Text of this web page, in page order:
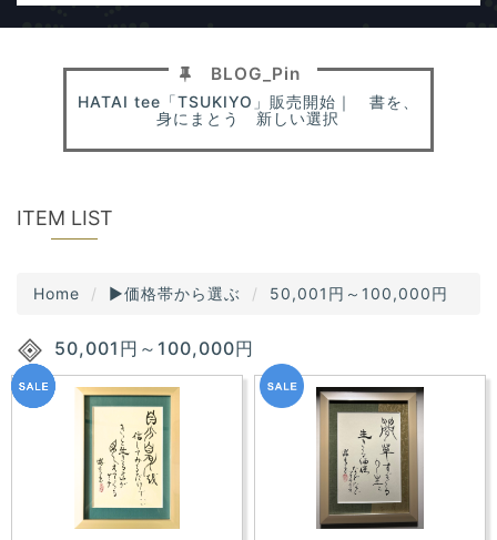
＝現代破体書道家・河野重陽と游高の直筆一点ものギ
ャラリー＝ サロン・オフィス・自宅を“静かな気品”で
満たすアート作品をお届けします。 経営者・個人事業
える“お守りアート”が欲しい方に最適なラインナップ
です。
HATAI tee「TSUKIYO」販売開始｜ 書を、
身にまとう 新しい選択
ITEM LIST
Home ▶価格帯から選ぶ 50,001円～100,000円
50,001円～100,000円